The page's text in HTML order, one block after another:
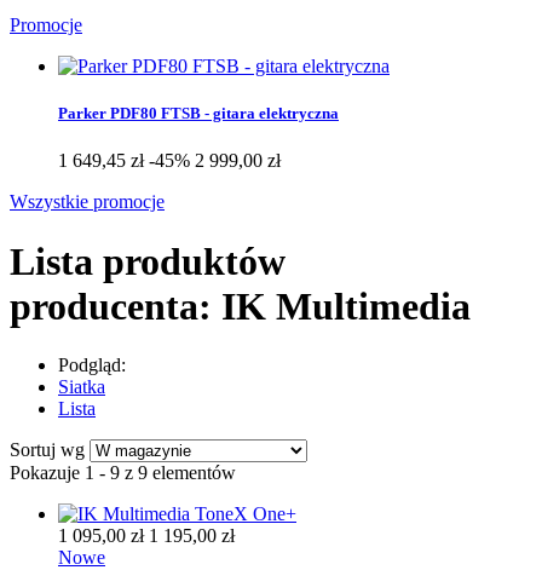
Promocje
Parker PDF80 FTSB - gitara elektryczna
1 649,45 zł-45% 2 999,00 zł
Wszystkie promocje
Lista produktów
producenta: IK Multimedia
Podgląd:
Siatka
Lista
Sortuj wg
Pokazuje 1 - 9 z 9 elementów
1 095,00 zł 1 195,00 zł
Nowe